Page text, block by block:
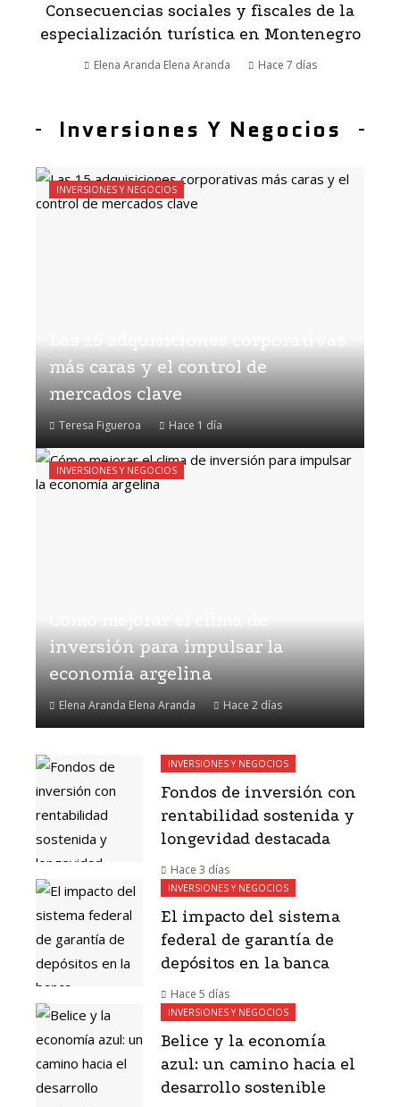
Consecuencias sociales y fiscales de la
especialización turística en Montenegro
Elena Aranda Elena Aranda Hace 7 días
Inversiones Y Negocios
más caras y el control de
mercados clave
Teresa Figueroa Hace 1 día
INVERSIONES Y NEGOCIOS
inversión para impulsar la
economía argelina
Elena Aranda Elena Aranda Hace 2 días
INVERSIONES Y NEGOCIOS
INVERSIONES Y NEGOCIOS
Fondos de inversión con
rentabilidad sostenida y
longevidad destacada
Hace 3 días
INVERSIONES Y NEGOCIOS
El impacto del sistema
federal de garantía de
depósitos en la banca
Hace 5 días
INVERSIONES Y NEGOCIOS
Belice y la economía
azul: un camino hacia el
desarrollo sostenible